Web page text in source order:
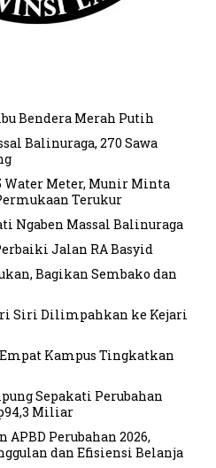
Bendera Merah Putih
Balinuraga, 270 Sawa
Water Meter, Munir Minta
Terukur
Ngaben Massal Balinuraga
Jalan RA Basyid
Bagikan Sembako dan
Siri Dilimpahkan ke Kejari
Kampus Tingkatkan
Sepakati Perubahan
Miliar
APBD Perubahan 2026,
dan Efisiensi Belanja